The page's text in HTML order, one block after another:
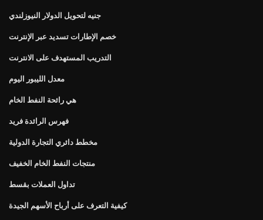
جنيه لتحويل الدولار النيوزلندي
خصم الإطارات تسديد عبر الإنترنت
التدريب المستهدف على الانترنت
معدل الليبور اليوم
هي رائحة النفط الخام
فهرس الرائدة فريد
مخطط دائري التجارة الدولية
منتجات النفط الخام الخفيف
تداول العملات بقسط
كيفية التعرف على أرباح الأسهم الجيدة